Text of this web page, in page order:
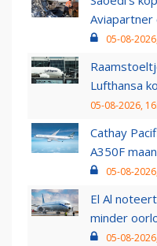
Aviapartner
05-08-
Lufthansa
05-08-2026,
Cathay
A350F
05-08-
El Al
minder
05-08-